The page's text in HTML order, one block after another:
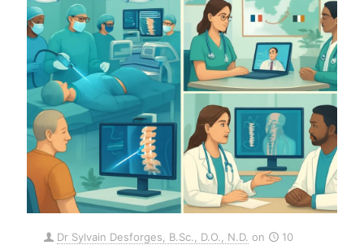
Dr Sylvain Desforges, B.Sc., D.O., N.D. on
10